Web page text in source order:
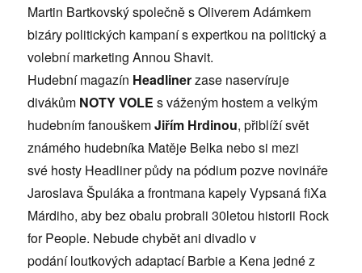
Martin Bartkovský společněs Oliverem Adámkem
bizáry politických kampaní s expertkou na politický a
volební marketing Annou Shavit.
Hudebnímagazín Headlinerzase naservíruje
divákům NOTY VOLE s váženým hostem a velkým
hudebním fanouškemJiřím Hrdinou, přiblíží svět
známého hudebníka Matěje Belka nebo si mezi
své hosty Headliner půdy na pódium pozve novináře
Jaroslava Špuláka a frontmana kapely VypsanáfiXa
Márdiho, aby bez obalu probrali 30letou historii Rock
for People. Nebude chybět ani divadlo v
podání loutkových adaptací Barbie a Kena jedné z